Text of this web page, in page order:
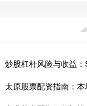
炒股杠杆风险与收益
太原股票配资指南：